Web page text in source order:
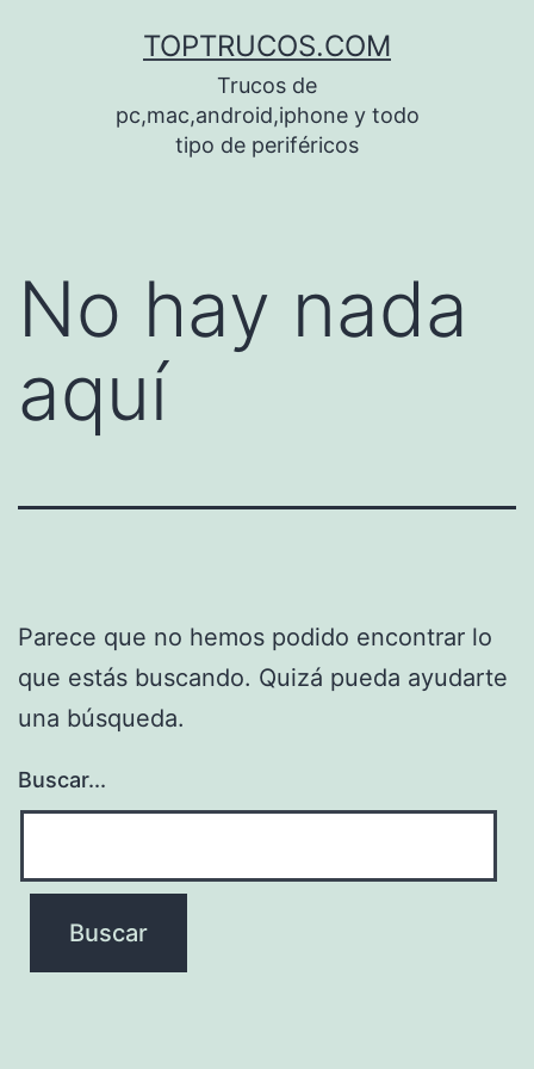
TOPTRUCOS.COM
Trucos de
pc,mac,android,iphone y todo
tipo de periféricos
No hay nada
aquí
Parece que no hemos podido encontrar lo
que estás buscando. Quizá pueda ayudarte
una búsqueda.
Buscar...